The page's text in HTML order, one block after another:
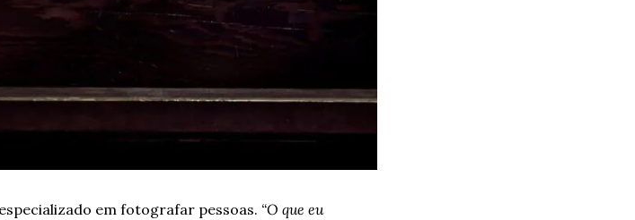
em fotografar pessoas. “O que eu